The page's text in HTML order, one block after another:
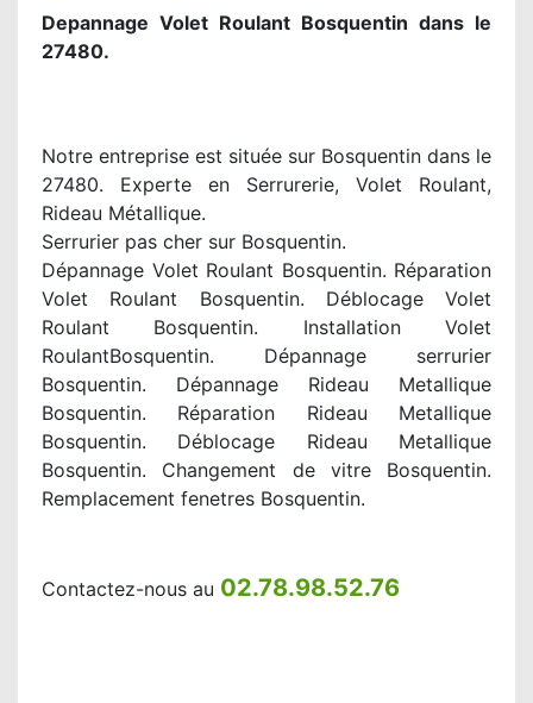
Depannage Volet Roulant Bosquentin dans le
27480.
Notre entreprise est située sur Bosquentin dans le
27480. Experte en Serrurerie, Volet Roulant,
Rideau Métallique.
Serrurier pas cher sur Bosquentin.
Dépannage Volet Roulant Bosquentin. Réparation
Volet Roulant Bosquentin. Déblocage Volet
Roulant Bosquentin. Installation Volet
RoulantBosquentin. Dépannage serrurier
Bosquentin. Dépannage Rideau Metallique
Bosquentin. Réparation Rideau Metallique
Bosquentin. Déblocage Rideau Metallique
Bosquentin. Changement de vitre Bosquentin.
Remplacement fenetres Bosquentin.
Contactez-nous au 02.78.98.52.76